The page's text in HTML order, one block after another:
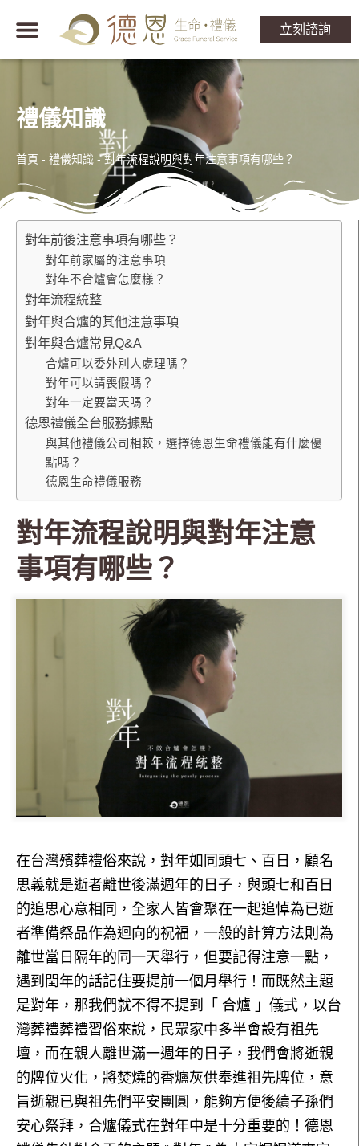
立刻諮詢
禮儀知識
首頁 - 禮儀知識 -對年流程說明與對年注意事項有哪些？
對年前後注意事項有哪些？
對年前家屬的注意事項
對年不合爐會怎麼樣？
對年流程統整
對年與合爐的其他注意事項
對年與合爐常見Q&A
合爐可以委外別人處理嗎？
對年可以請喪假嗎？
對年一定要當天嗎？
德恩禮儀全台服務據點
與其他禮儀公司相較，選擇德恩生命禮儀能有什麼優
點嗎？
德恩生命禮儀服務
對年流程說明與對年注意
事項有哪些？
在台灣殯葬禮俗來說，對年如同頭七、百日，顧名
思義就是逝者離世後滿週年的日子，與頭七和百日
的追思心意相同，全家人皆會聚在一起追悼為已逝
者準備祭品作為迴向的祝福，一般的計算方法則為
離世當日隔年的同一天舉行，但要記得注意一點，
遇到閏年的話記住要提前一個月舉行！而既然主題
是對年，那我們就不得不提到「 合爐 」儀式，以台
灣葬禮葬禮習俗來說，民眾家中多半會設有祖先
壇，而在親人離世滿一週年的日子，我們會將逝親
的牌位火化，將焚燒的香爐灰供奉進祖先牌位，意
旨逝親已與祖先們平安團圓，能夠方便後續子孫們
安心祭拜，合爐儀式在對年中是十分重要的！德恩